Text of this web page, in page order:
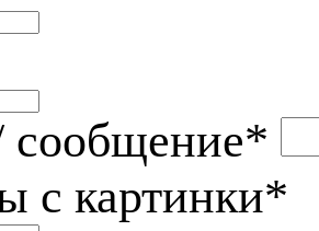
сообщение*
с картинки*